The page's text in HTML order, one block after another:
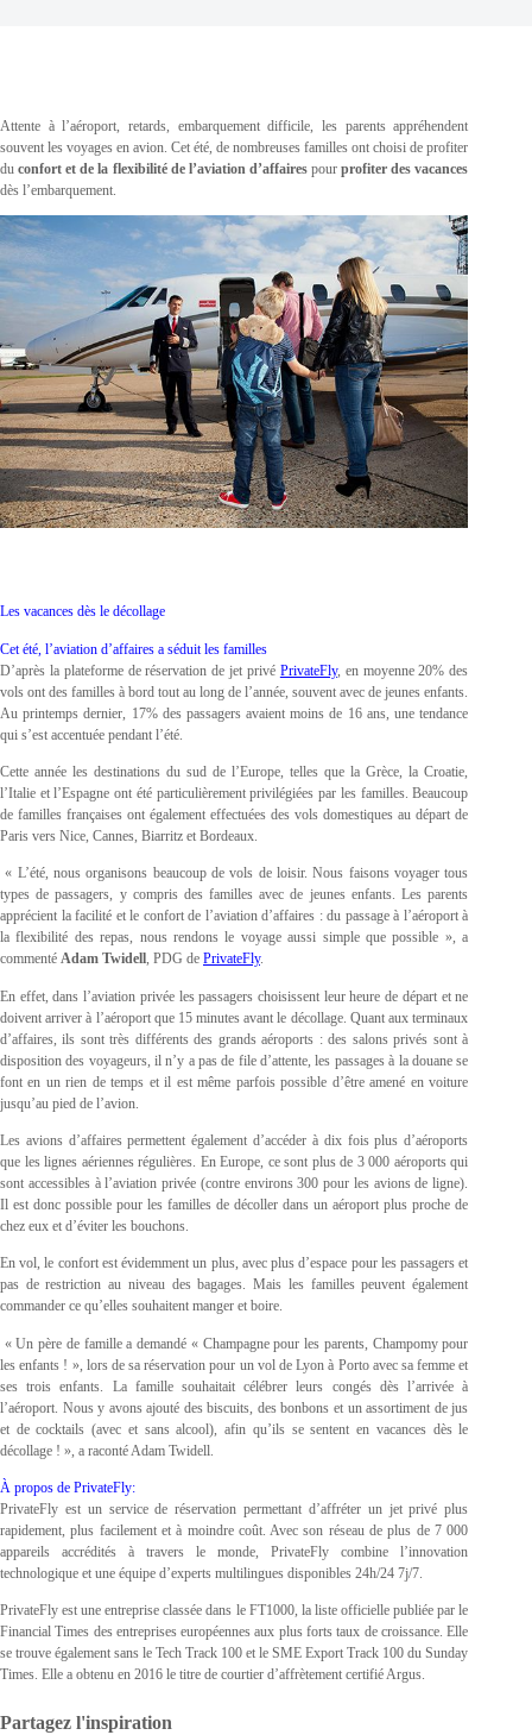
Attente à l’aéroport, retards, embarquement difficile, les parents appréhendent
souvent les voyages en avion. Cet été, de nombreuses familles ont choisi de profiter
duconfort et de la flexibilité de l’aviation d’affairespourprofiter des vacances
dès l’embarquement.
Les vacances dès le décollage
Cet été, l’aviation d’affaires a séduit les familles
D’après la plateforme de réservation de jet privé PrivateFly, en moyenne 20% des
vols ont des familles à bord tout au long de l’année, souvent avec de jeunes enfants.
Au printemps dernier, 17% des passagers avaient moins de 16 ans, une tendance
qui s’est accentuée pendant l’été.
Cette année les destinations du sud de l’Europe, telles que la Grèce, la Croatie,
l’Italie et l’Espagne ont été particulièrement privilégiées par les familles. Beaucoup
de familles françaises ont également effectuées des vols domestiques au départ de
Paris vers Nice, Cannes, Biarritz et Bordeaux.
« L’été, nous organisons beaucoup de vols de loisir. Nous faisons voyager tous
types de passagers, y compris des familles avec de jeunes enfants. Les parents
apprécient la facilité et le confort de l’aviation d’affaires : du passage à l’aéroport à
la flexibilité des repas, nous rendons le voyage aussi simple que possible », a
commenté Adam Twidell, PDG de PrivateFly.
En effet, dans l’aviation privée les passagers choisissent leur heure de départ et ne
doivent arriver à l’aéroport que 15 minutes avant le décollage. Quant aux terminaux
d’affaires, ils sont très différents des grands aéroports : des salons privés sont à
disposition des voyageurs, il n’y a pas de file d’attente, les passages à la douane se
font en un rien de temps et il est même parfois possible d’être amené en voiture
jusqu’au pied de l’avion.
Les avions d’affaires permettent également d’accéder à dix fois plus d’aéroports
que les lignes aériennes régulières. En Europe, ce sont plus de 3 000 aéroports qui
sont accessibles à l’aviation privée (contre environs 300 pour les avions de ligne).
Il est donc possible pour les familles de décoller dans un aéroport plus proche de
chez eux et d’éviter les bouchons.
En vol, le confort est évidemment un plus, avec plus d’espace pour les passagers et
pas de restriction au niveau des bagages. Mais les familles peuvent également
commander ce qu’elles souhaitent manger et boire.
« Un père de famille a demandé « Champagne pour les parents, Champomy pour
les enfants ! », lors de sa réservation pour un vol de Lyon à Porto avec sa femme et
ses trois enfants. La famille souhaitait célébrer leurs congés dès l’arrivée à
l’aéroport. Nous y avons ajouté des biscuits, des bonbons et un assortiment de jus
et de cocktails (avec et sans alcool), afin qu’ils se sentent en vacances dès le
décollage ! », a raconté Adam Twidell.
À propos de PrivateFly:
PrivateFly est un service de réservation permettant d’affréter un jet privé plus
rapidement, plus facilement et à moindre coût. Avec son réseau de plus de 7 000
appareils accrédités à travers le monde, PrivateFly combine l’innovation
technologique et une équipe d’experts multilingues disponibles 24h/24 7j/7.
PrivateFly est une entreprise classée dans le FT1000, la liste officielle publiée par le
Financial Times des entreprises européennes aux plus forts taux de croissance. Elle
se trouve également sans le Tech Track 100 et le SME Export Track 100 du Sunday
Times. Elle a obtenu en 2016 le titre de courtier d’affrètement certifié Argus.
Partagez l'inspiration